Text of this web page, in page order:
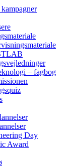
– fagbog
Day
Award